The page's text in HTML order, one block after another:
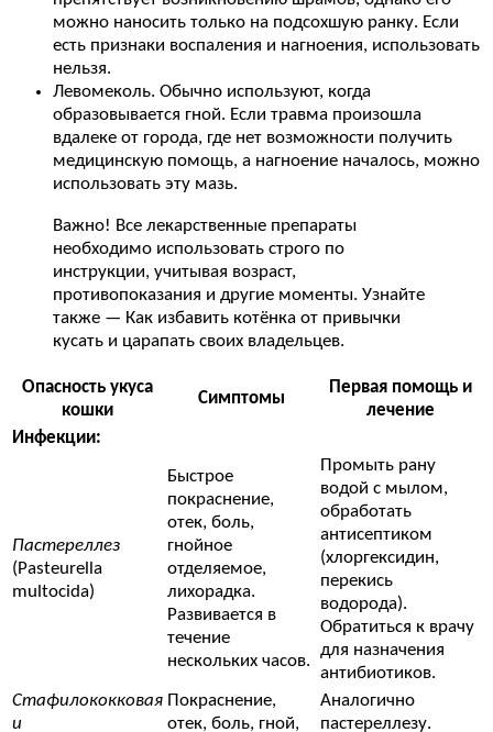
можно наносить только на подсохшую ранку. Если
есть признаки воспаления и нагноения, использовать
нельзя.
Левомеколь. Обычно используют, когда
образовывается гной. Если травма произошла
вдалеке от города, где нет возможности получить
медицинскую помощь, а нагноение началось, можно
использовать эту мазь.
Важно! Все лекарственные препараты
необходимо использовать строго по
инструкции, учитывая возраст,
противопоказания и другие моменты. Узнайте
также — Как избавить котёнка от привычки
кусать и царапать своих владельцев.
Опасность укуса
кошки
Симптомы
Первая помощь и
лечение
Инфекции:
Пастереллез
(Pasteurella
multocida)
Быстрое
покраснение,
отек, боль,
гнойное
отделяемое,
лихорадка.
Развивается в
течение
нескольких часов.
Промыть рану
водой с мылом,
обработать
антисептиком
(хлоргексидин,
перекись
водорода).
Обратиться к врачу
для назначения
антибиотиков.
Стафилококковая
и
Покраснение,
отек, боль, гной,
Аналогично
пастереллезу.